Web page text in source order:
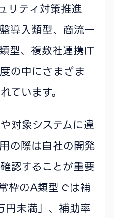
リティ対策推進
導入類型、商流一
型、複数社連携IT
の中にさまざま
ています。
対象システムに違
の際は自社の開発
認することが重要
枠のA類型では補
未満」、補助率